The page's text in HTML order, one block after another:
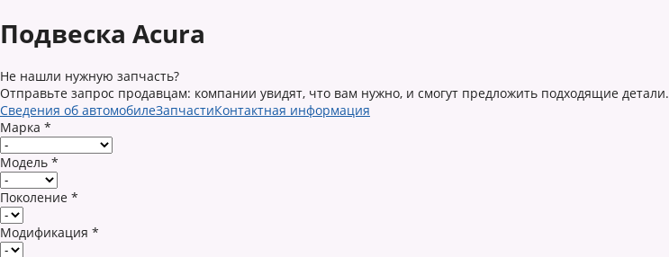
Подвеска Acura
Не нашли нужную запчасть?
Отправьте запрос продавцам: компании увидят, что вам нужно, и смогут предложить подходящие детали.
Сведения об автомобилеЗапчастиКонтактная информация
Марка *
Модель *
Поколение *
Модификация *